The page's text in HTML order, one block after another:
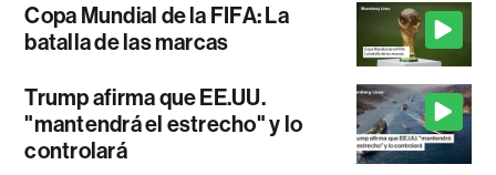
Copa Mundial de la FIFA: La
batalla de las marcas
Trump afirma que EE.UU.
"mantendrá el estrecho" y lo
controlará